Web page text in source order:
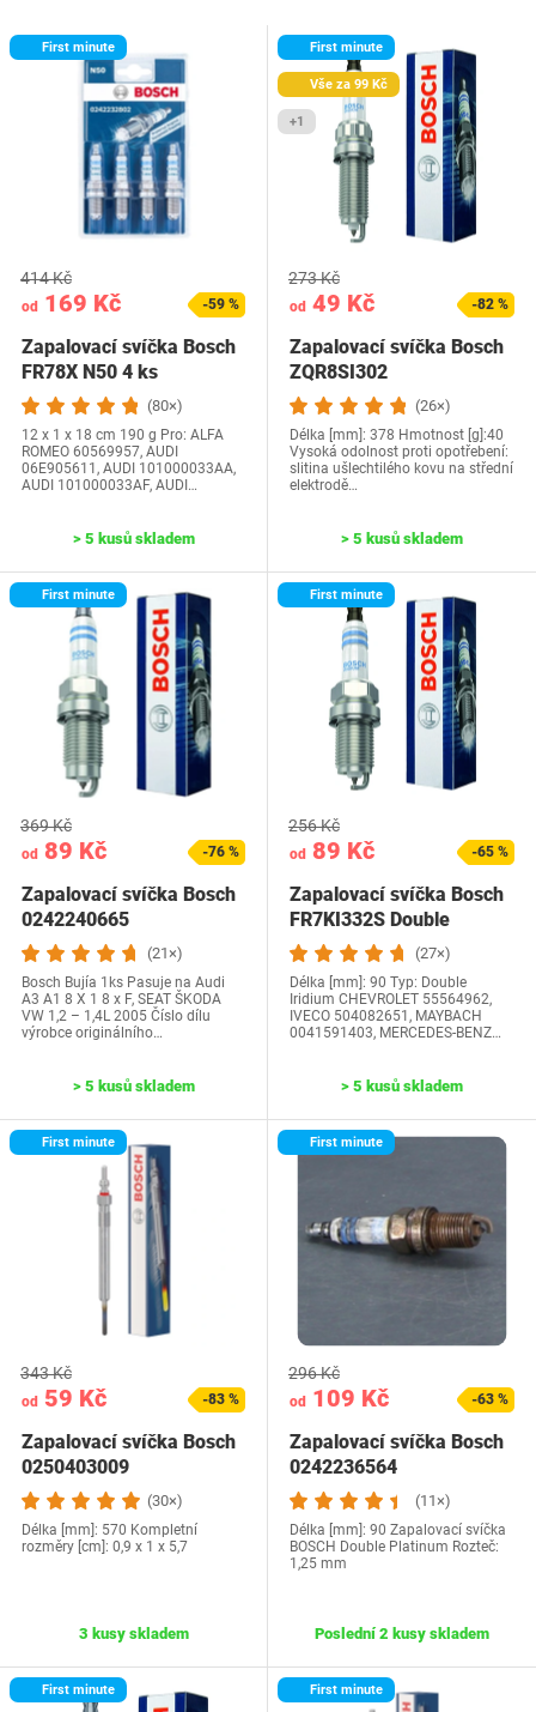
First minute
od 169 Kč
414 Kč
-59 %
Zapalovací svíčka Bosch
FR78X N50 4 ks
(80×)
‎12 x 1 x 18 cm ‎190 g Pro: ‎ALFA
ROMEO 60569957, AUDI
06E905611, AUDI 101000033AA,
AUDI 101000033AF, AUDI…
> 5 kusů skladem
First minute
Vše za 99 Kč
+1
od 49 Kč
273 Kč
-82 %
Zapalovací svíčka Bosch
ZQR8SI302
(26×)
Délka [mm]: 378 Hmotnost [g]:40
Vysoká odolnost proti opotřebení:
slitina ušlechtilého kovu na střední
elektrodě…
> 5 kusů skladem
First minute
od 89 Kč
369 Kč
-76 %
Zapalovací svíčka Bosch
0242240665
(21×)
Bosch Bujía 1ks Pasuje na Audi
A3 A1 8 X 1 8 x F, SEAT ŠKODA
VW 1,2 – 1,4L 2005 Číslo dílu
výrobce originálního…
> 5 kusů skladem
First minute
od 89 Kč
256 Kč
-65 %
Zapalovací svíčka Bosch
FR7KI332S Double
(27×)
Délka [mm]: 90 Typ: Double
Iridium CHEVROLET 55564962,
IVECO 504082651, MAYBACH
0041591403, MERCEDES-BENZ…
> 5 kusů skladem
First minute
od 59 Kč
343 Kč
-83 %
Zapalovací svíčka Bosch
0250403009
(30×)
Délka [mm]: 570 Kompletní
rozměry [cm]: 0,9 x 1 x 5,7
3 kusy skladem
First minute
od 109 Kč
296 Kč
-63 %
Zapalovací svíčka Bosch
0242236564
(11×)
Délka [mm]: 90 Zapalovací svíčka
BOSCH Double Platinum Rozteč:
1,25 mm
Poslední 2 kusy skladem
First minute First minute